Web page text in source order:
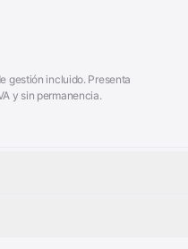
gestión incluido. Presenta
y sin permanencia.